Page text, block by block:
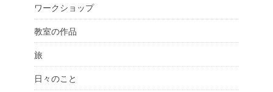
ワークショップ
教室の作品
旅
日々のこと